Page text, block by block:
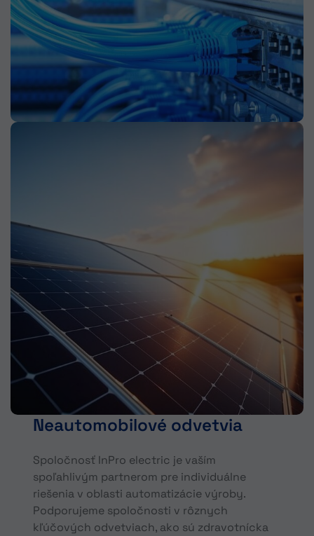
Neautomobilové odvetvia
Spoločnosť InPro electric je vaším
spoľahlivým partnerom pre individuálne
riešenia v oblasti automatizácie výroby.
Podporujeme spoločnosti v rôznych
kľúčových odvetviach, ako sú zdravotnícka